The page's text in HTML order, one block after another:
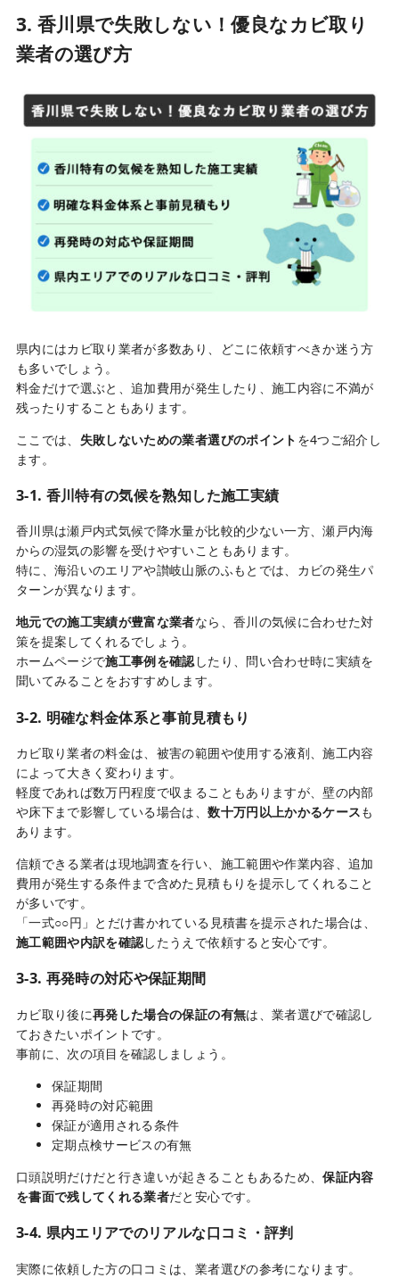
3. 香川県で失敗しない！優良なカビ取り
業者の選び方
県内にはカビ取り業者が多数あり、どこに依頼すべきか迷う方
も多いでしょう。
料金だけで選ぶと、追加費用が発生したり、施工内容に不満が
残ったりすることもあります。
ここでは、 失敗しないための業者選びのポイント を4つご紹介し
ます。
3-1. 香川特有の気候を熟知した施工実績
香川県は瀬戸内式気候で降水量が比較的少ない一方、瀬戸内海
からの湿気の影響を受けやすいこともあります。
特に、海沿いのエリアや讃岐山脈のふもとでは、カビの発生パ
ターンが異なります。
地元での施工実績が豊富な業者なら、香川の気候に合わせた対
策を提案してくれるでしょう。
ホームページで施工事例を確認したり、問い合わせ時に実績を
聞いてみることをおすすめします。
3-2. 明確な料金体系と事前見積もり
カビ取り業者の料金は、被害の範囲や使用する液剤、施工内容
によって大きく変わります。
軽度であれば数万円程度で収まることもありますが、壁の内部
や床下まで影響している場合は、数十万円以上かかるケースも
あります。
信頼できる業者は現地調査を行い、施工範囲や作業内容、追加
費用が発生する条件まで含めた見積もりを提示してくれること
が多いです。
「一式○○円」とだけ書かれている見積書を提示された場合は、
施工範囲や内訳を確認したうえで依頼すると安心です。
3-3. 再発時の対応や保証期間
カビ取り後に再発した場合の保証の有無は、業者選びで確認し
ておきたいポイントです。
事前に、次の項目を確認しましょう。
保証期間
再発時の対応範囲
保証が適用される条件
定期点検サービスの有無
口頭説明だけだと行き違いが起きることもあるため、保証内容
を書面で残してくれる業者だと安心です。
3-4. 県内エリアでのリアルな口コミ・評判
実際に依頼した方の口コミは、業者選びの参考になります。